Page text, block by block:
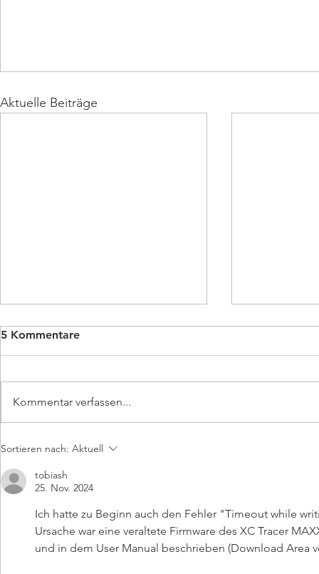
Aktuelle Beiträge
Ein Jahr Maxx III
XC
5 Kommentare
Kommentar verfassen...
Sortieren nach: Aktuell
tobiash
25. Nov. 2024
Ich hatte zu Beginn auch den Fehler "Timeout while
Ursache war eine veraltete Firmware des XC Tracer
und in dem User Manual beschrieben (Download Area